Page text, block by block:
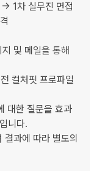
1차 실무진 면접
및 메일을 통해
니다.